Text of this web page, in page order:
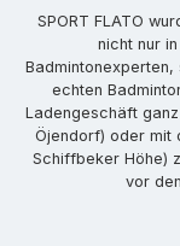
SPORT FLATO
nicht nur
echten
Ladengeschäft
Öjendorf) oder mit
Schiffbeker Höhe)
vor